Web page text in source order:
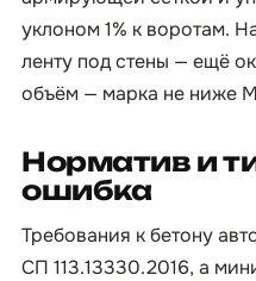
уклоном 1% к воротам.
ленту под стены — ещё
объём — марка не ниже
Норматив и
ошибка
Требования к бетону
СП 113.13330.2016, а